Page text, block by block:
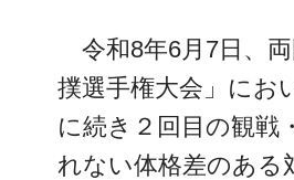
令和8年6月7日、
撲選手権大会」に
に続き２回目の観戦
れない体格差のある